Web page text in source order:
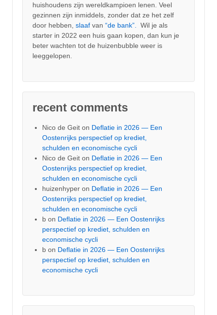
huishoudens zijn wereldkampioen lenen. Veel
gezinnen zijn inmiddels, zonder dat ze het zelf
door hebben, slaaf van “de bank”.
Wil je als
starter in 2022 een huis gaan kopen, dan kun je
beter wachten tot de huizenbubble weer is
leeggelopen.
recent comments
Nico de Geit on Deflatie in 2026 — Een
Oostenrijks perspectief op krediet,
schulden en economische cycli
Nico de Geit on Deflatie in 2026 — Een
Oostenrijks perspectief op krediet,
schulden en economische cycli
huizenhyper on Deflatie in 2026 — Een
Oostenrijks perspectief op krediet,
schulden en economische cycli
b on Deflatie in 2026 — Een Oostenrijks
perspectief op krediet, schulden en
economische cycli
b on Deflatie in 2026 — Een Oostenrijks
perspectief op krediet, schulden en
economische cycli